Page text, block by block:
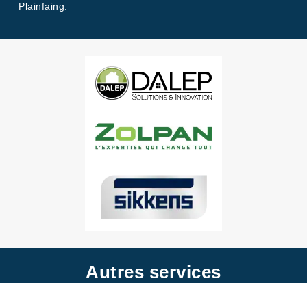
Plainfaing.
Autres services